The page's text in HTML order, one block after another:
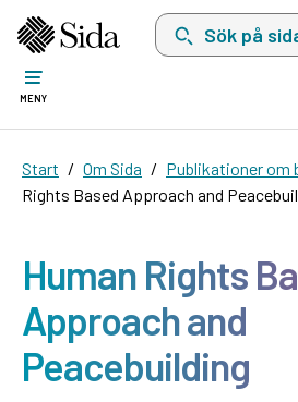
Sök på sida.se,
MENY
Start Om Sida Publikationer om
Rights Based Approach and
Human Rights
Approach and
Peacebuilding